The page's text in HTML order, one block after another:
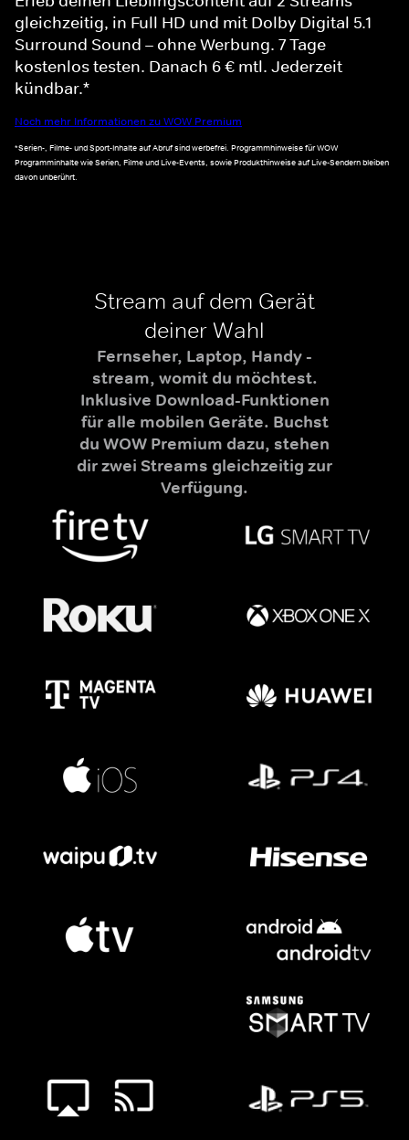
gleichzeitig, in Full HD und mit Dolby Digital 5.1
Surround Sound – ohne Werbung. 7 Tage
kostenlos testen. Danach 6 € mtl. Jederzeit
kündbar.*
Noch mehr Informationen zu WOW Premium
*Serien-, Filme- und Sport-Inhalte auf Abruf sind werbefrei. Programmhinweise für WOW
Programminhalte wie Serien, Filme und Live-Events, sowie Produkthinweise auf Live-Sendern bleiben
davon unberührt.
Stream auf dem Gerät
deiner Wahl
Fernseher, Laptop, Handy -
stream, womit du möchtest.
Inklusive Download-Funktionen
für alle mobilen Geräte. Buchst
du WOW Premium dazu, stehen
dir zwei Streams gleichzeitig zur
Verfügung.